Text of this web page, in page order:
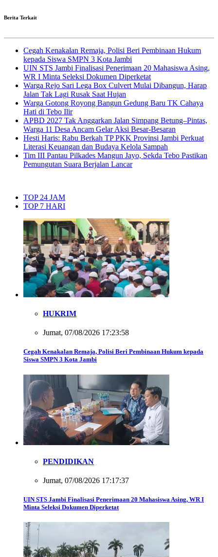
Berita Terkait
Cegah Kenakalan Remaja, Polisi Beri Pembinaan Hukum
kepada Siswa SMPN 3 Kota Jambi
UIN STS Jambi Finalisasi Penerimaan 20 Mahasiswa Asing,
WR I Minta Seleksi Dokumen Diperketat
Warga Rejo Sari Lega Box Culvert Mulai Dibangun, Harap
Jalan Tak Lagi Rusak Saat Hujan
Warga Gotong Royong Bangun Gedung Baru TK Cahaya
Hati di Tebo Ilir
APBD 2027 Tak Anggarkan Jalan Simpang Betung–Pintas,
Warga 11 Desa Ancam Gelar Aksi Besar-Besaran
Hesti Haris: Rabu Berkah TP PKK Provinsi Jambi Perkuat
Literasi Keuangan dan Budaya Kelola Sampah
Tim III Pantau Pilkades Mangun Jayo, Sekda Tebo Pastikan
Pemungutan Suara Berjalan Lancar
TOP 24 JAM
TOP 7 HARI
HUKRIM
Jumat, 07/08/2026 17:23:58
Cegah Kenakalan Remaja, Polisi Beri Pembinaan Hukum kepada
Siswa SMPN 3 Kota Jambi
PENDIDIKAN
Jumat, 07/08/2026 17:17:37
UIN STS Jambi Finalisasi Penerimaan 20 Mahasiswa Asing, WR I
Minta Seleksi Dokumen Diperketat